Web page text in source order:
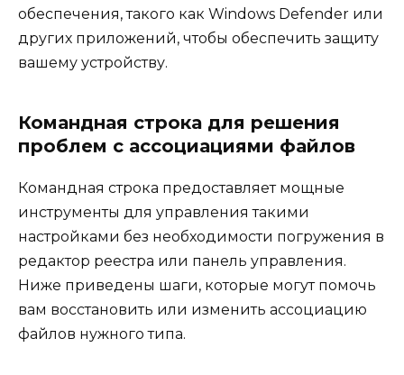
обеспечения, такого как Windows Defender или
других приложений, чтобы обеспечить защиту
вашему устройству.
Командная строка для решения
проблем с ассоциациями файлов
Командная строка предоставляет мощные
инструменты для управления такими
настройками без необходимости погружения в
редактор реестра или панель управления.
Ниже приведены шаги, которые могут помочь
вам восстановить или изменить ассоциацию
файлов нужного типа.